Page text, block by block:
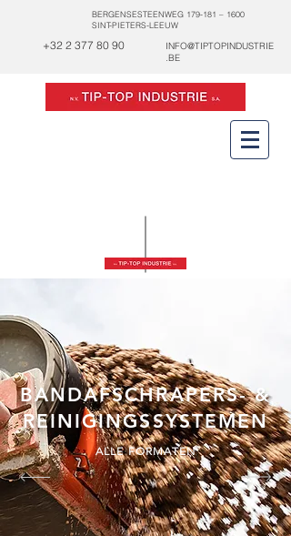
BERGENSESTEENWEG 179-181 – 1600
SINT-PIETERS-LEEUW
+32 2 377 80 90
INFO@TIPTOPINDUSTRIE
.BE
0475 44 70 42
BANDAFSCHRAPERS- &
REINIGINGSSYSTEMEN
ALLE FORMATEN